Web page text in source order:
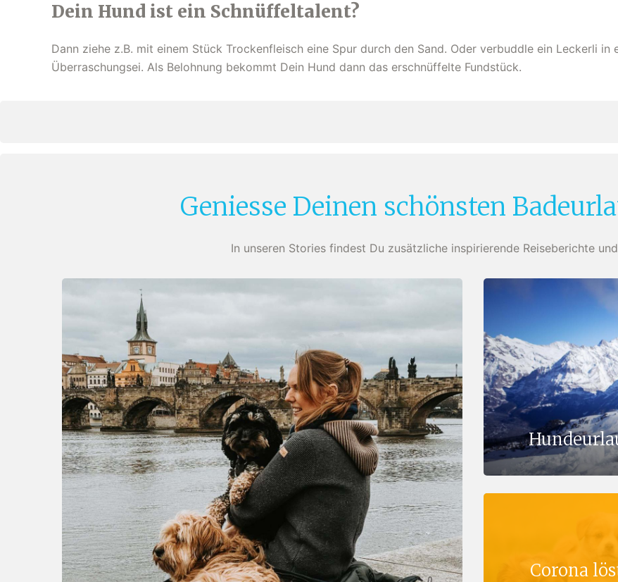
Dein Hund ist ein Schnüffeltalent?
Dann ziehe z.B. mit einem Stück Trockenfleisch eine Spur durch den Sand. Oder verbuddle ein Leckerli in
Überraschungsei. Als Belohnung bekommt Dein Hund dann das erschnüffelte Fundstück.
Geniesse Deinen schönsten
In unseren Stories findest Du zusätzliche inspirierende Reiseberichte
Corona